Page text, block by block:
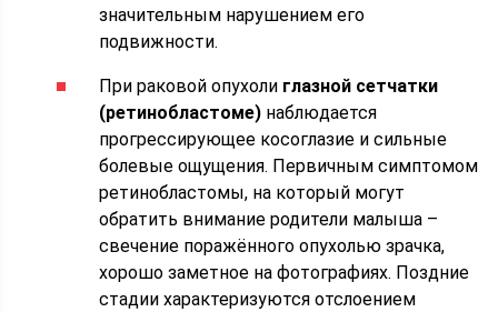
значительным нарушением его
подвижности.
При раковой опухоли глазной сетчатки
(ретинобластоме) наблюдается
прогрессирующее косоглазие и сильные
болевые ощущения. Первичным симптомом
ретинобластомы, на который могут
обратить внимание родители малыша –
свечение поражённого опухолью зрачка,
хорошо заметное на фотографиях. Поздние
стадии характеризуются отслоением